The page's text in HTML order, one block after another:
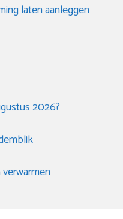
laten aanleggen
2026?